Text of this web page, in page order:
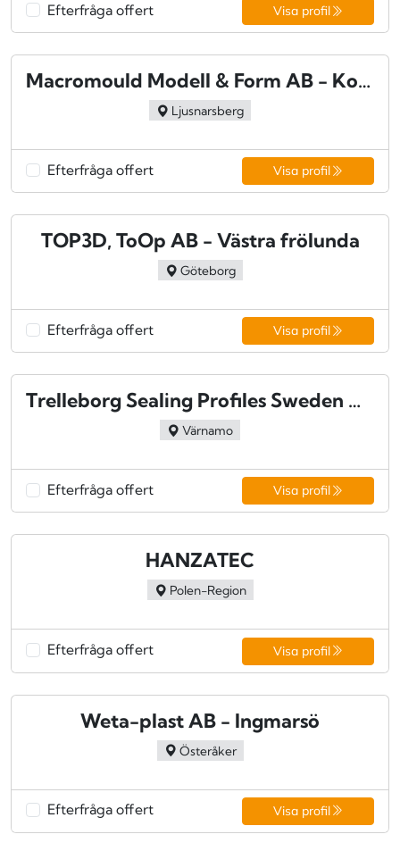
Efterfråga offert Visa profil
Macromould Modell & Form AB - Kopparberg
Ljusnarsberg
Efterfråga offert Visa profil
TOP3D, ToOp AB - Västra frölunda
Göteborg
Efterfråga offert Visa profil
Trelleborg Sealing Profiles Sweden AB - Värnamo
Värnamo
Efterfråga offert Visa profil
HANZATEC
Polen-Region
Efterfråga offert Visa profil
Weta-plast AB - Ingmarsö
Österåker
Efterfråga offert Visa profil